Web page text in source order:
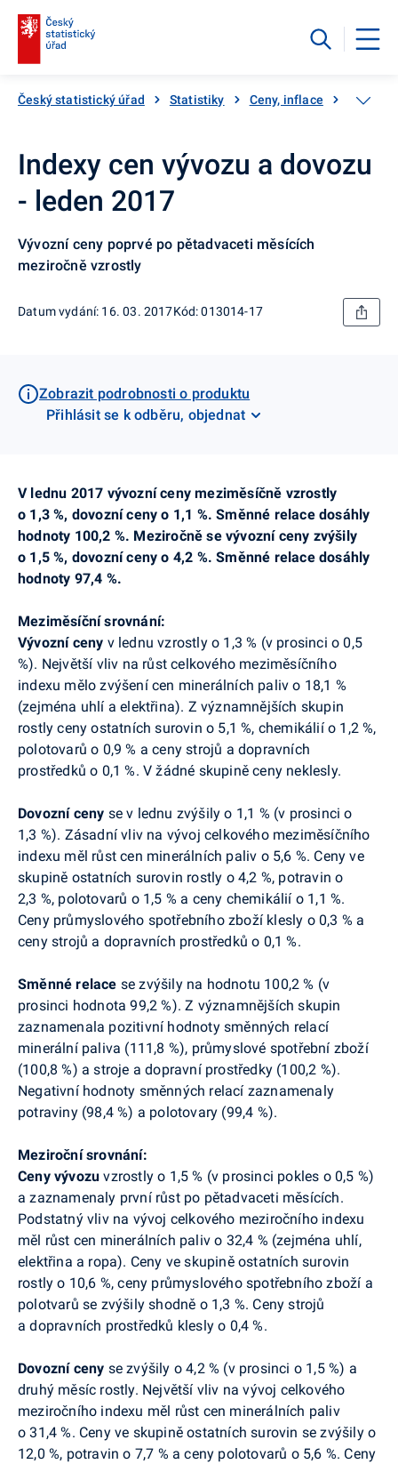
Český statistický úřad Statistiky Ceny, inflace Ceny
Indexy cen vývozu a dovozu
- leden 2017
Vývozní ceny poprvé po pětadvaceti měsících
meziročně vzrostly
Datum vydání: 16. 03. 2017Kód: 013014-17
Zobrazit podrobnosti o produktu
Přihlásit se k odběru, objednat
V lednu 2017 vývozní ceny meziměsíčně vzrostly
o 1,3 %, dovozní ceny o 1,1 %. Směnné relace dosáhly
hodnoty 100,2 %. Meziročně se vývozní ceny zvýšily
o 1,5 %, dovozní ceny o 4,2 %. Směnné relace dosáhly
hodnoty 97,4 %.
Meziměsíční srovnání:
Vývozní ceny v lednu vzrostly o 1,3 % (v prosinci o 0,5
%). Největší vliv na růst celkového meziměsíčního
indexu mělo zvýšení cen minerálních paliv o 18,1 %
(zejména uhlí a elektřina). Z významnějších skupin
rostly ceny ostatních surovin o 5,1 %, chemikálií o 1,2 %,
polotovarů o 0,9 % a ceny strojů a dopravních
prostředků o 0,1 %. V žádné skupině ceny neklesly.
Dovozní ceny se v lednu zvýšily o 1,1 % (v prosinci o
1,3 %). Zásadní vliv na vývoj celkového meziměsíčního
indexu měl růst cen minerálních paliv o 5,6 %. Ceny ve
skupině ostatních surovin rostly o 4,2 %, potravin o
2,3 %, polotovarů o 1,5 % a ceny chemikálií o 1,1 %.
Ceny průmyslového spotřebního zboží klesly o 0,3 % a
ceny strojů a dopravních prostředků o 0,1 %.
Směnné relace se zvýšily na hodnotu 100,2 % (v
prosinci hodnota 99,2 %). Z významnějších skupin
zaznamenala pozitivní hodnoty směnných relací
minerální paliva (111,8 %), průmyslové spotřební zboží
(100,8 %) a stroje a dopravní prostředky (100,2 %).
Negativní hodnoty směnných relací zaznamenaly
potraviny (98,4 %) a polotovary (99,4 %).
Meziroční srovnání:
Ceny vývozu vzrostly o 1,5 % (v prosinci pokles o 0,5 %)
a zaznamenaly první růst po pětadvaceti měsících.
Podstatný vliv na vývoj celkového meziročního indexu
měl růst cen minerálních paliv o 32,4 % (zejména uhlí,
elektřina a ropa). Ceny ve skupině ostatních surovin
rostly o 10,6 %, ceny průmyslového spotřebního zboží a
polotvarů se zvýšily shodně o 1,3 %. Ceny strojů
a dopravních prostředků klesly o 0,4 %.
Dovozní ceny se zvýšily o 4,2 % (v prosinci o 1,5 %) a
druhý měsíc rostly. Největší vliv na vývoj celkového
meziročního indexu měl růst cen minerálních paliv
o 31,4 %. Ceny ve skupině ostatních surovin se zvýšily o
12,0 %, potravin o 7,7 % a ceny polotovarů o 5,6 %. Ceny